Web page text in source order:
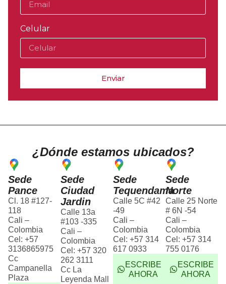
Celular
Enviar
¿Dónde estamos ubicados?
Sede
Pance
Cl. 18 #127-
118
Cali –
Colombia
Cel: +57
3136865975
Cc
Campanella
Plaza
Sede
Ciudad
Jardin
Calle 13a
#103 -335
Cali –
Colombia
Cel: +57 320
262 3111
Cc La
Leyenda Mall
Sede
Tequendama
Calle 5C #42
-49
Cali –
Colombia
Cel: +57 314
617 0933
ESCRIBE
AHORA
Sede
Norte
Calle 25 Norte
# 6N -54
Cali –
Colombia
Cel: +57 314
755 0176
ESCRIBE
AHORA